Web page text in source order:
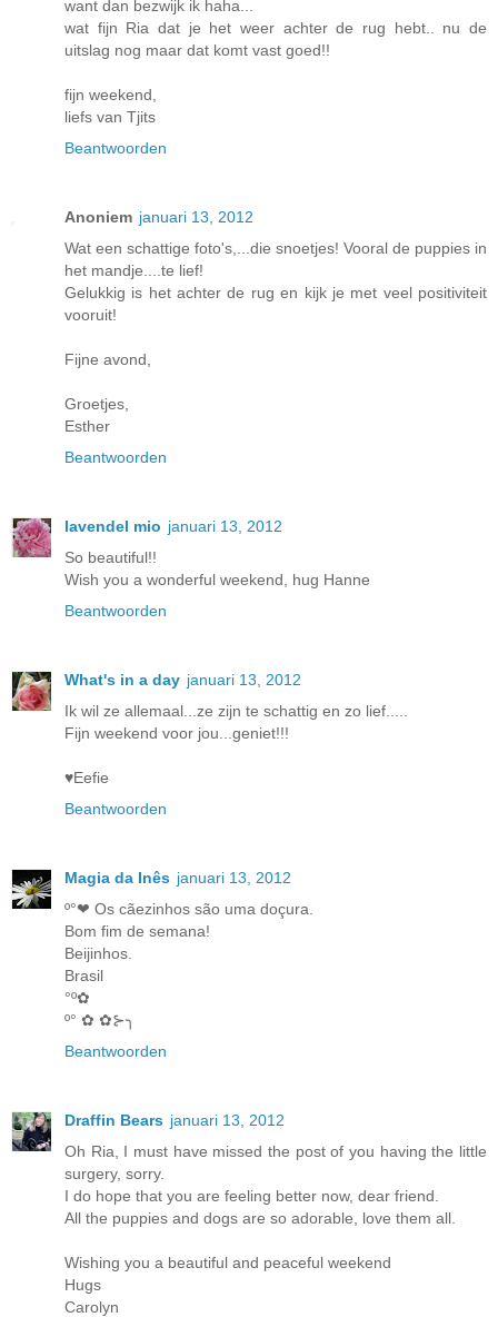
want dan bezwijk ik haha...
wat fijn Ria dat je het weer achter de rug hebt.. nu de
uitslag nog maar dat komt vast goed!!
fijn weekend,
liefs van Tjits
Beantwoorden
Anoniem januari 13, 2012
Wat een schattige foto's,...die snoetjes! Vooral de puppies in
het mandje....te lief!
Gelukkig is het achter de rug en kijk je met veel positiviteit
vooruit!
Fijne avond,
Groetjes,
Esther
Beantwoorden
lavendel mio januari 13, 2012
So beautiful!!
Wish you a wonderful weekend, hug Hanne
Beantwoorden
What's in a day januari 13, 2012
Ik wil ze allemaal...ze zijn te schattig en zo lief.....
Fijn weekend voor jou...geniet!!!
♥Eefie
Beantwoorden
Magia da Inês januari 13, 2012
º°❤ Os cãezinhos são uma doçura.
Bom fim de semana!
Beijinhos.
Brasil
°º✿
º° ✿ ✿⊱╮
Beantwoorden
Draffin Bears januari 13, 2012
Oh Ria, I must have missed the post of you having the little
surgery, sorry.
I do hope that you are feeling better now, dear friend.
All the puppies and dogs are so adorable, love them all.
Wishing you a beautiful and peaceful weekend
Hugs
Carolyn